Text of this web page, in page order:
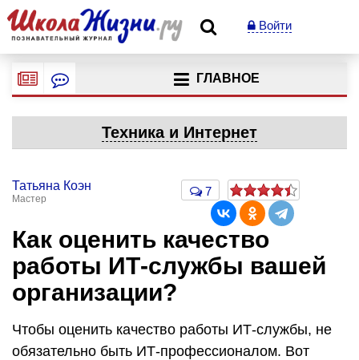
Войти
ГЛАВНОЕ
Техника и Интернет
Татьяна Коэн
Мастер
7
Как оценить качество
работы ИТ-службы вашей
организации?
Чтобы оценить качество работы ИТ-службы, не
обязательно быть ИТ-профессионалом. Вот